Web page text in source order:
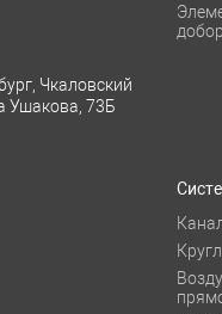
Чкаловский
Ушакова, 73Б